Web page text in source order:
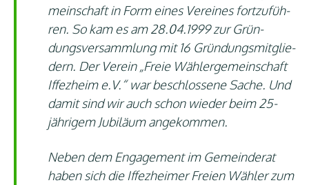
mein­schaft in Form eines Ver­ei­nes fort­zu­füh­
ren. So kam es am 28.04.1999 zur Grün­
dungs­ver­samm­lung mit 16 Grün­dungs­mit­glie­
dern. Der Ver­ein „Freie Wäh­ler­ge­mein­schaft
Iffez­heim e.V.“ war beschlos­se­ne Sache. Und
damit sind wir auch schon wie­der beim 25-
jäh­ri­gem Jubi­lä­um angekommen.
Neben dem Enga­ge­ment im Gemein­de­rat
haben sich die Iffez­hei­mer Frei­en Wäh­ler zum